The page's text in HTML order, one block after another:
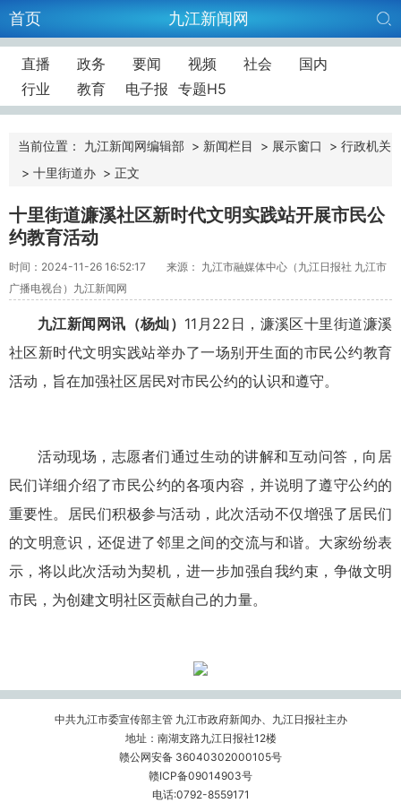
首页 九江新闻网
直播 政务 要闻 视频 社会
国内
行业
教育 电子报 专题H5
当前位置： 九江新闻网编辑部 > 新闻栏目 > 展示窗口 > 行政机关
> 十里街道办 > 正文
十里街道濂溪社区新时代文明实践站开展市民公
约教育活动
时间：2024-11-26 16:52:17
来源： 九江市融媒体中心（九江日报社 九江市
广播电视台）九江新闻网
九江新闻网讯 （杨灿） 11月22日，濂溪区十里街道濂溪
社区新时代文明实践站举办了一场别开生面的市民公约教育
活动，旨在加强社区居民对市民公约的认识和遵守。
活动现场，志愿者们通过生动的讲解和互动问答，向居
民们详细介绍了市民公约的各项内容，并说明了遵守公约的
重要性。居民们积极参与活动，此次活动不仅增强了居民们
的文明意识，还促进了邻里之间的交流与和谐。大家纷纷表
示，将以此次活动为契机，进一步加强自我约束，争做文明
市民，为创建文明社区贡献自己的力量。
中共九江市委宣传部主管 九江市政府新闻办、九江日报社主办
地址：南湖支路九江日报社12楼
赣公网安备 36040302000105号
赣ICP备09014903号
电话:0792-8559171